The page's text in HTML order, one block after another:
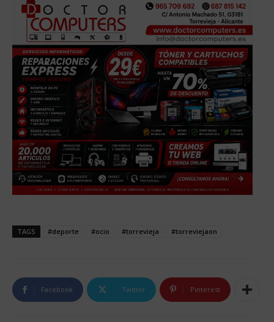
TAGS #deporte #ocio #torrevieja #torreviejaon
Facebook Twitter Pinterest